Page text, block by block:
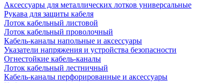
Аксессуары для металлических лотков универсальные
Рукава для защиты кабеля
Лоток кабельный листовой
Лоток кабельный проволочный
Кабель-каналы напольные и аксессуары
Указатели напряжения и устройства безопасности
Огнестойкие кабель-каналы
Лоток кабельный лестничный
Кабель-каналы перфорированные и аксессуары